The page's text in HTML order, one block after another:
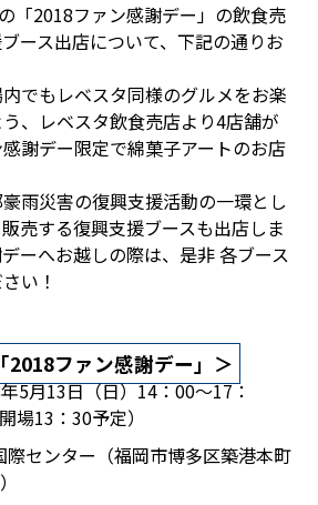
「2018ファン感謝デー」の飲食売
ース出店について、下記の通りお
でもレベスタ同様のグルメをお楽
、レベスタ飲食売店より4店舗が
謝デー限定で綿菓子アートのお店
雨災害の復興支援活動の一環とし
売する復興支援ブースも出店しま
ーへお越しの際は、是非 各ブース
い！
2018ファン感謝デー」＞
5月13日（日）14：00～17：
場13：30予定）
際センター（福岡市博多区築港本町